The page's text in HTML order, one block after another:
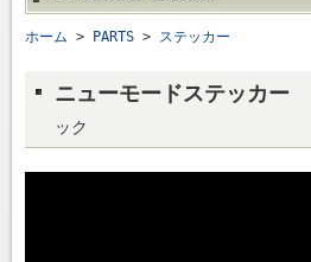
ホーム > PARTS> ステッカー
ニューモードステッカー
ック